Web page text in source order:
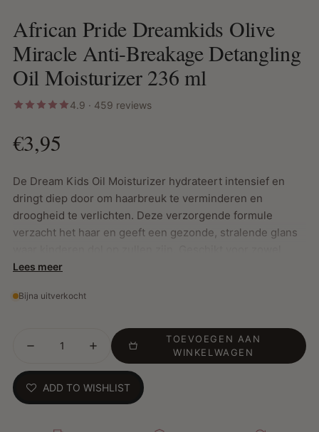
African Pride Dreamkids Olive
Miracle Anti-Breakage Detangling
Oil Moisturizer 236 ml
4.9 · 459 reviews
€3,95
De Dream Kids Oil Moisturizer hydrateert intensief en
dringt diep door om haarbreuk te verminderen en
droogheid te verlichten. Deze verzorgende formule
verzacht het haar en geeft een gezonde, stralende glans
jongens als meisjes en ideaal voor dagelijks gebruik.
Hydrateert en vermindert haarbreuk
Verzacht het haar en geeft een prachtige glans
Unisex formule, geschikt voor alle kinderen
Ideaal voor dagelijks gebruik
Lees meer
Bijna uitverkocht
TOEVOEGEN AAN
WINKELWAGEN
ADD TO WISHLIST